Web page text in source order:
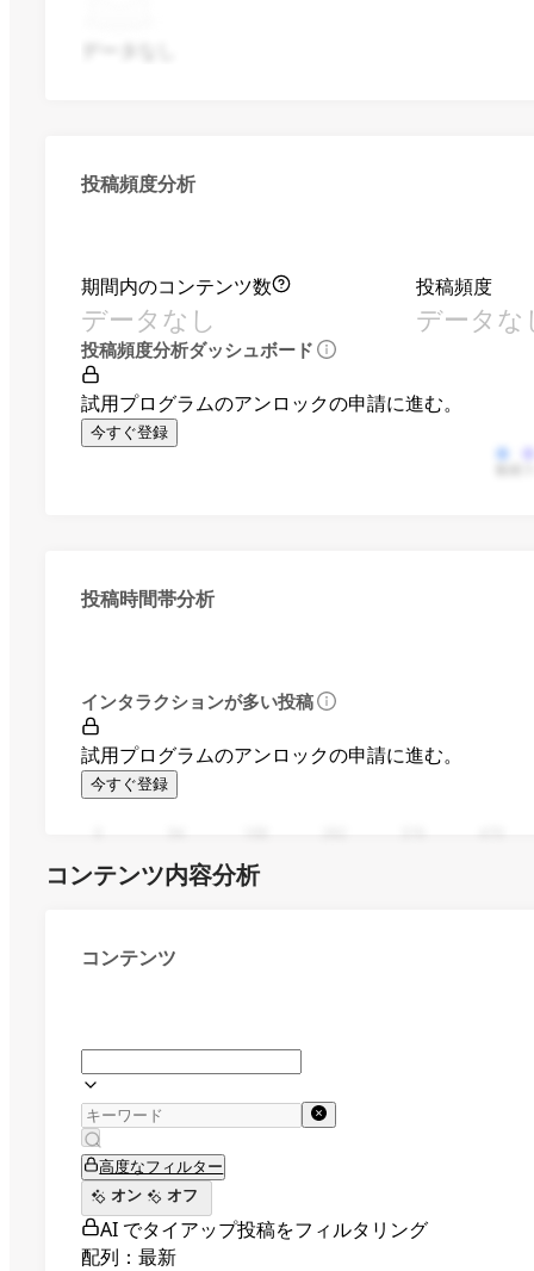
投稿頻度分析
期間内のコンテンツ数
データなし
投稿頻度
データな
投稿頻度分析ダッシュボード
試用プログラムのアンロックの申請に進む。
今すぐ登録
投稿時間帯分析
インタラクションが多い投稿
試用プログラムのアンロックの申請に進む。
今すぐ登録
コンテンツ内容分析
コンテンツ
高度なフィルター
オン
オフ
AI でタイアップ投稿をフィルタリング
配列：最新